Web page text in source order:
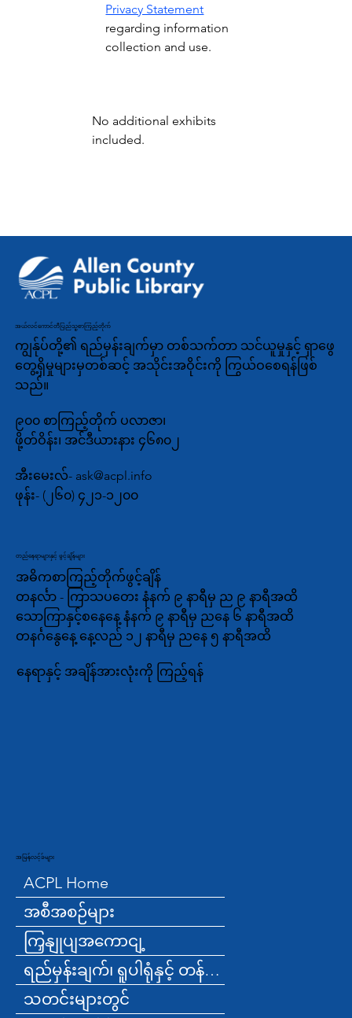
Privacy Statement
regarding information
collection and use.
No additional exhibits
included.
အယ်လင်ကောင်တီပြည်သူ့စာကြည့်တိုက်
ကျွန်ုပ်တို့၏ ရည်မှန်းချက်မှာ တစ်သက်တာ သင်ယူမှုနှင့် ရှာဖွေ
တွေ့ရှိမှုများမှတစ်ဆင့် အသိုင်းအဝိုင်းကို ကြွယ်ဝစေရန်ဖြစ်
သည်။
၉၀၀ စာကြည့်တိုက် ပလာဇာ၊
ဖို့တ်ဝိန်း၊ အင်ဒီယားနား ၄၆၈၀၂
အီးမေးလ်- ask@acpl.info
ဖုန်း- (၂၆၀) ၄၂၁-၁၂၀၀
တည်နေရာများနှင့် ဖွင့်ချိန်များ
အဓိကစာကြည့်တိုက်ဖွင့်ချိန်
တနင်္လာ - ကြာသပတေး နံနက် ၉ နာရီမှ ည ၉ နာရီအထိ
သောကြာနှင့်စနေနေ့ နံနက် ၉ နာရီမှ ညနေ ၆ နာရီအထိ
တနင်္ဂနွေနေ့ နေ့လည် ၁၂ နာရီမှ ညနေ ၅ နာရီအထိ
နေရာနှင့် အချိန်အားလုံးကို ကြည့်ရန်
အမြန်လင့်ခ်များ
ACPL Home
အစီအစဉ်များ
ကြှနျုပျအကောငျ့
ရည်မှန်းချက်၊ ရူပါရုံနှင့် တန်ဖိုးများ
သတင်းများတွင်